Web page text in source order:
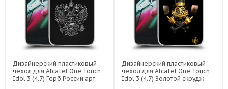
Дизайнерский пластиковый
чехол для Alcatel One Touch
Idol 3 (4.7) Герб России арт:
Дизайнерский пластиковый
чехол для Alcatel One Touch
Idol 3 (4.7) Золотой скрудж